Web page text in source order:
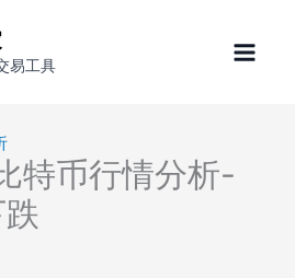
易工具
特币行情分析-